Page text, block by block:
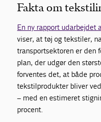
Fakta om
En ny rapport udarbejdet
viser, at tøj og tekstiler,
transportsektoren er den
plan, der udgør den
forventes det, at både
tekstilprodukter bliver
– med en estimeret
procent.